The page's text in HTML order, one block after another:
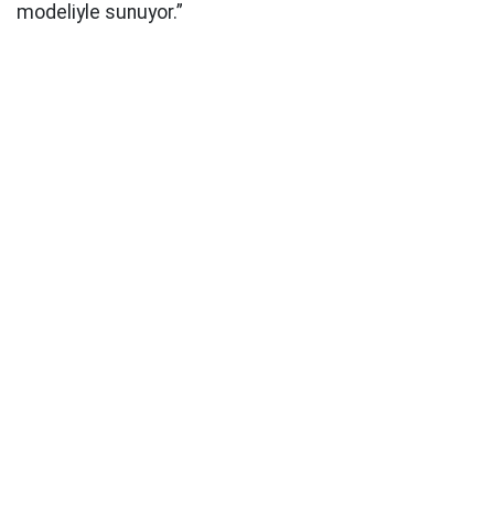
modeliyle sunuyor.”